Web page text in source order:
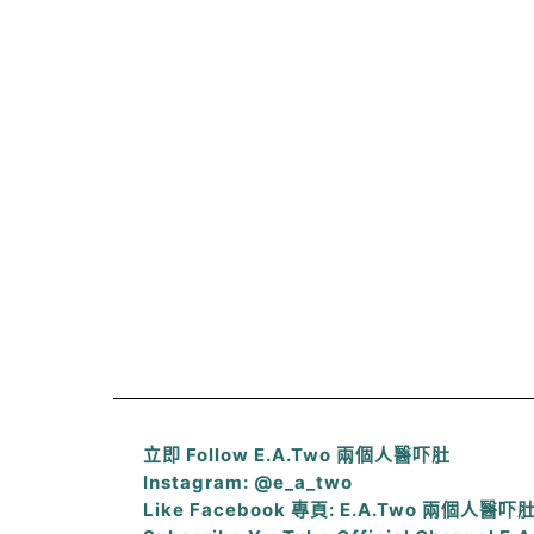
立即 Follow E.A.Two 兩個人醫吓肚
Instagram: @e_a_two
Like Facebook 專頁: E.A.Two 兩個人醫吓